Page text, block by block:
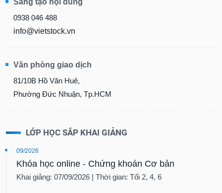
0938 046 488
info@vietstock.vn
Văn phòng giao dịch
81/10B Hồ Văn Huê,
Phường Đức Nhuận, Tp.HCM
LỚP HỌC SẮP KHAI GIẢNG
09/2026
Khóa học online - Chứng khoán Cơ bản
Khai giảng: 07/09/2026 | Thời gian: Tối 2, 4, 6